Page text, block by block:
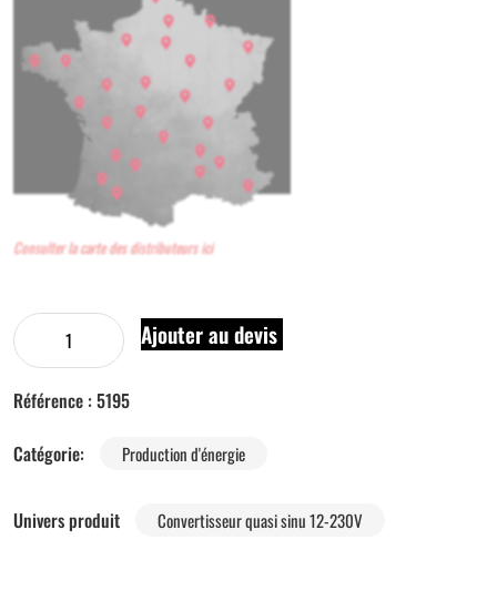
Consulter la carte des distributeurs ici
Ajouter au devis
Référence : 5195
Catégorie:
Production d'énergie
Univers produit Convertisseur quasi sinu 12-230V